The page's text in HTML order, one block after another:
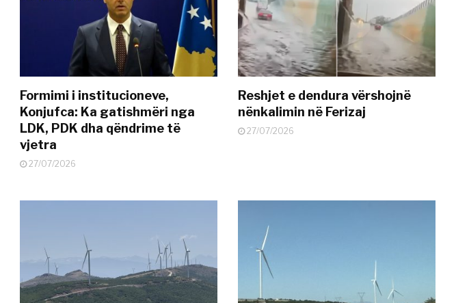
Formimi i institucioneve,
Konjufca: Ka gatishmëri nga
LDK, PDK dha qëndrime të
vjetra
27/07/2026
Reshjet e dendura vërshojnë
nënkalimin në Ferizaj
27/07/2026